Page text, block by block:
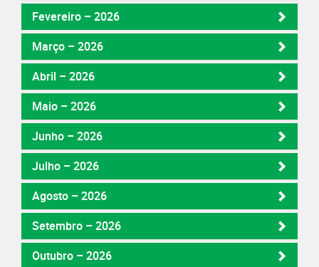
Fevereiro – 2026
Março – 2026
Abril – 2026
Maio – 2026
Junho – 2026
Julho – 2026
Agosto – 2026
Setembro – 2026
Outubro – 2026